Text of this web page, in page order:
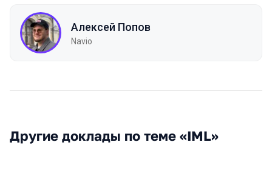
Алексей Попов
Navio
Другие доклады по теме «IML»